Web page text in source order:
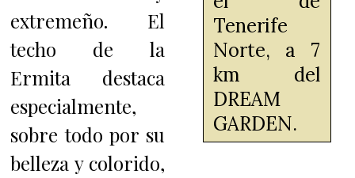
extremeño. El
techo de la
Ermita destaca
especialmente,
sobre todo por su
belleza y colorido,
Tenerife
Norte, a 7
km del
DREAM
GARDEN.